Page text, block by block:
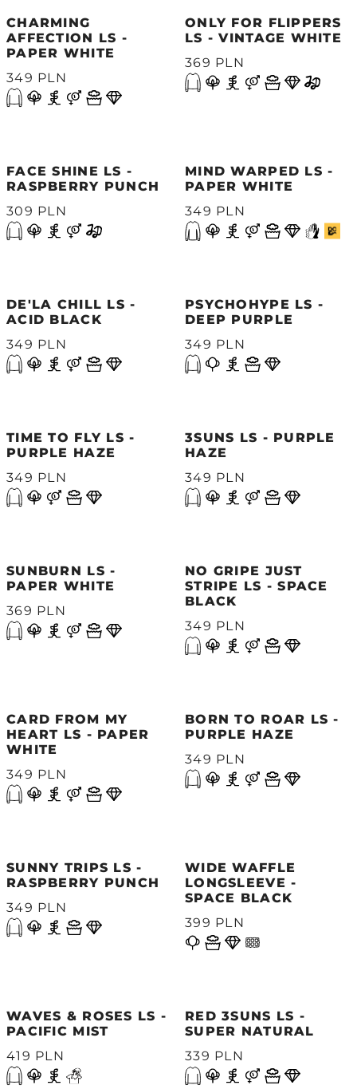
CHARMING
AFFECTION LS -
PAPER WHITE
349 PLN
ONLY FOR FLIPPERS
LS - VINTAGE WHITE
369 PLN
FACE SHINE LS -
RASPBERRY PUNCH
309 PLN
MIND WARPED LS -
PAPER WHITE
349 PLN
DE'LA CHILL LS -
ACID BLACK
349 PLN
PSYCHOHYPE LS -
DEEP PURPLE
349 PLN
TIME TO FLY LS -
PURPLE HAZE
349 PLN
3SUNS LS - PURPLE
HAZE
349 PLN
SUNBURN LS -
PAPER WHITE
369 PLN
NO GRIPE JUST
STRIPE LS - SPACE
BLACK
349 PLN
CARD FROM MY
HEART LS - PAPER
WHITE
349 PLN
BORN TO ROAR LS -
PURPLE HAZE
349 PLN
SUNNY TRIPS LS -
RASPBERRY PUNCH
349 PLN
WIDE WAFFLE
LONGSLEEVE -
SPACE BLACK
399 PLN
WAVES & ROSES LS -
PACIFIC MIST
419 PLN
RED 3SUNS LS -
SUPER NATURAL
339 PLN